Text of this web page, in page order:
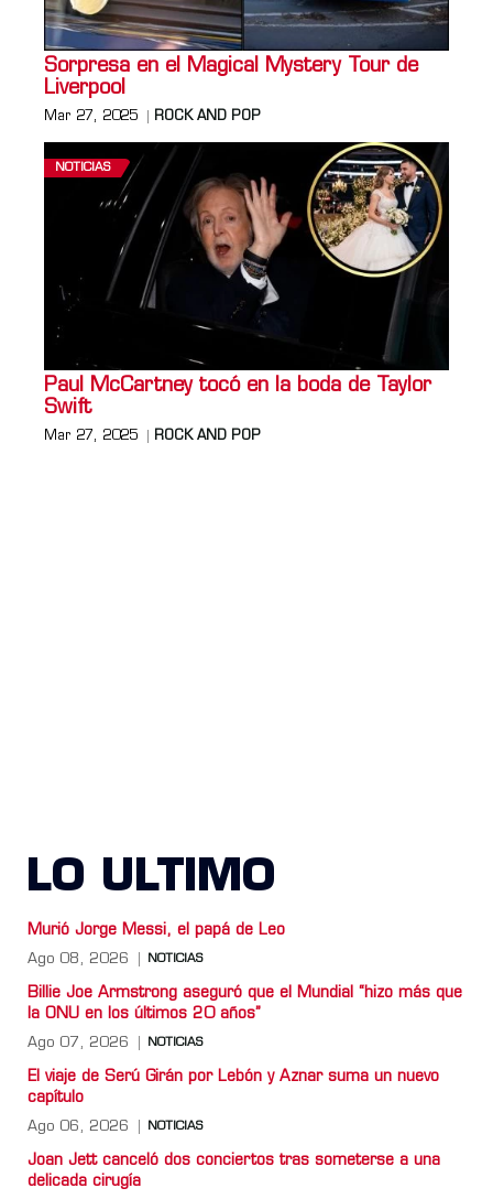
Sorpresa en el Magical Mystery Tour de
Liverpool
Mar 27, 2025 ROCK AND POP
NOTICIAS
Paul McCartney tocó en la boda de Taylor
Swift
Mar 27, 2025 ROCK AND POP
LO ULTIMO
Murió Jorge Messi, el papá de Leo
Ago 08, 2026 NOTICIAS
Billie Joe Armstrong aseguró que el Mundial “hizo más que
la ONU en los últimos 20 años”
Ago 07, 2026 NOTICIAS
El viaje de Serú Girán por Lebón y Aznar suma un nuevo
capítulo
Ago 06, 2026 NOTICIAS
Joan Jett canceló dos conciertos tras someterse a una
delicada cirugía